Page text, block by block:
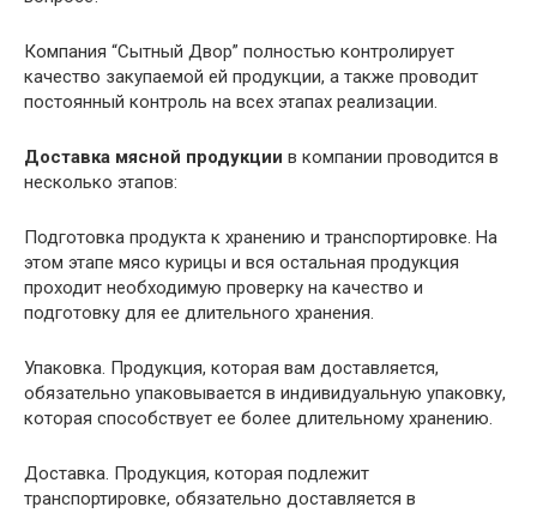
Компания “Сытный Двор” полностью контролирует
качество закупаемой ей продукции, а также проводит
постоянный контроль на всех этапах реализации.
Доставка мясной продукции в компании проводится в
несколько этапов:
Подготовка продукта к хранению и транспортировке. На
этом этапе мясо курицы и вся остальная продукция
проходит необходимую проверку на качество и
подготовку для ее длительного хранения.
Упаковка. Продукция, которая вам доставляется,
обязательно упаковывается в индивидуальную упаковку,
которая способствует ее более длительному хранению.
Доставка. Продукция, которая подлежит
транспортировке, обязательно доставляется в